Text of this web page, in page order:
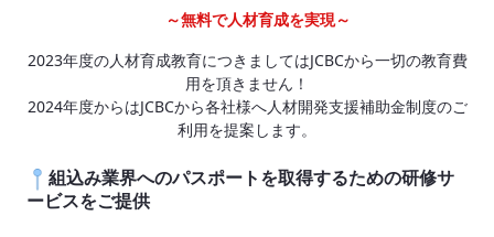
～無料で人材育成を実現～
2023年度の人材育成教育につきましてはJCBCから一切の教育費
用を頂きません！
2024年度からはJCBCから各社様へ人材開発支援補助金制度のご
利用を提案します。
組込み業界へのパスポートを取得するための研修サ
ービスをご提供